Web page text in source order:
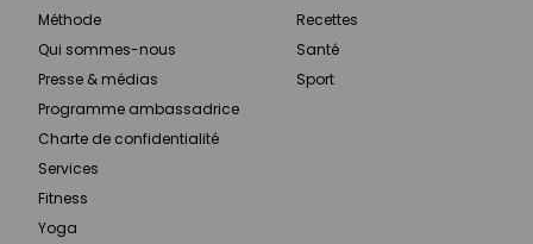
Méthode
Qui sommes-nous
Presse & médias
Programme ambassadrice
Charte de confidentialité
Services
Fitness
Yoga
Recettes
Santé
Sport